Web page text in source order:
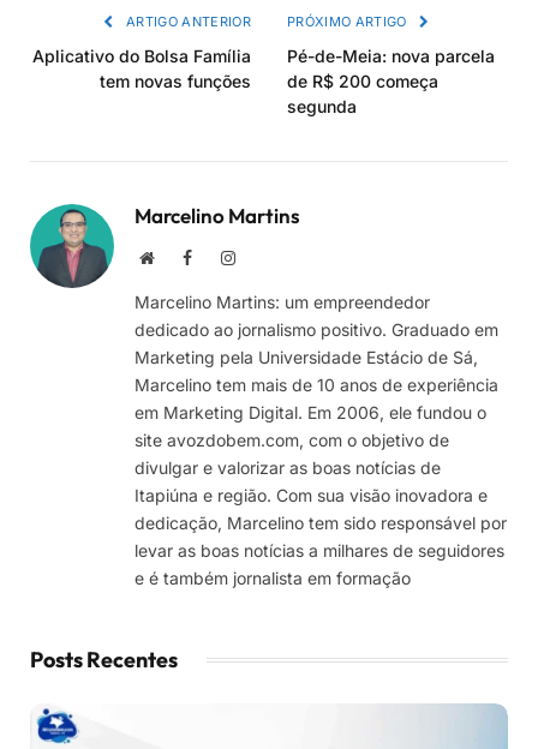
ARTIGO ANTERIOR
Aplicativo do Bolsa Família
tem novas funções
PRÓXIMO ARTIGO
Pé-de-Meia: nova parcela
de R$ 200 começa
segunda
Marcelino Martins
Site FacebookInstagram
Marcelino Martins: um empreendedor
dedicado ao jornalismo positivo. Graduado em
Marketing pela Universidade Estácio de Sá,
Marcelino tem mais de 10 anos de experiência
em Marketing Digital. Em 2006, ele fundou o
site avozdobem.com, com o objetivo de
divulgar e valorizar as boas notícias de
Itapiúna e região. Com sua visão inovadora e
dedicação, Marcelino tem sido responsável por
levar as boas notícias a milhares de seguidores
e é também jornalista em formação
Posts Recentes